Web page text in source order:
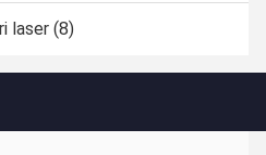
laser (8)